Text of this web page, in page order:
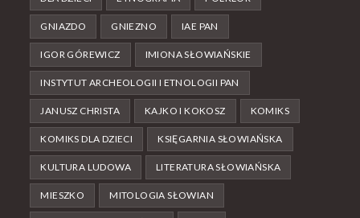
GNIAZDO GNIEZNO IAE PAN
IGOR GÓREWICZ IMIONA SŁOWIAŃSKIE
INSTYTUT ARCHEOLOGII I ETNOLOGII PAN
JANUSZ CHRISTA KAJKO I KOKOSZ KOMIKS
KOMIKS DLA DZIECI KSIĘGARNIA SŁOWIAŃSKA
KULTURA LUDOWA LITERATURA SŁOWIAŃSKA
MIESZKO MITOLOGIA SŁOWIAN